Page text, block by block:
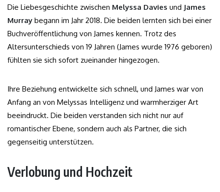
Die Liebesgeschichte zwischen Melyssa Davies und James
Murray begann im Jahr 2018. Die beiden lernten sich bei einer
Buchveröffentlichung von James kennen. Trotz des
Altersunterschieds von 19 Jahren (James wurde 1976 geboren)
fühlten sie sich sofort zueinander hingezogen.
Ihre Beziehung entwickelte sich schnell, und James war von
Anfang an von Melyssas Intelligenz und warmherziger Art
beeindruckt. Die beiden verstanden sich nicht nur auf
romantischer Ebene, sondern auch als Partner, die sich
gegenseitig unterstützen.
Verlobung und Hochzeit